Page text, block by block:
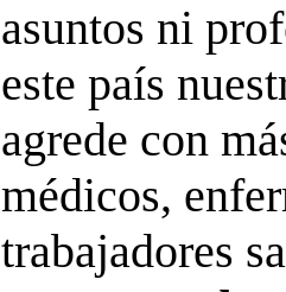
asuntos ni
este país
agrede con
médicos,
trabajadores